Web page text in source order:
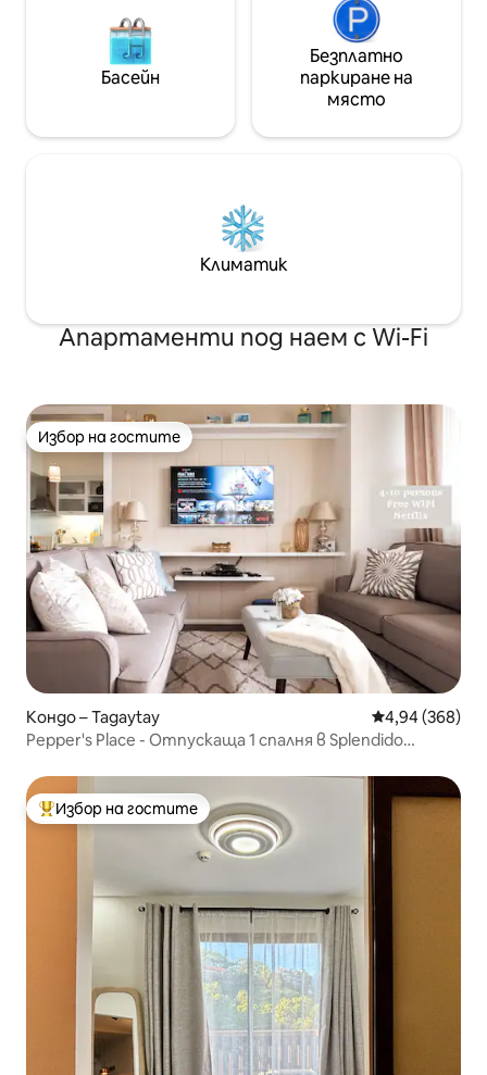
Басейн
Безплатно
паркиране на
място
Климатик
Апартаменти под наем с Wi-Fi
Избор на гостите
Избор на гостите
Кондо – Tagaytay Средна
4,94 (368)
Pepper's Place - Отпускаща 1 спалня в Splendido
Най-популярен избор на гостите
Избор на гостите